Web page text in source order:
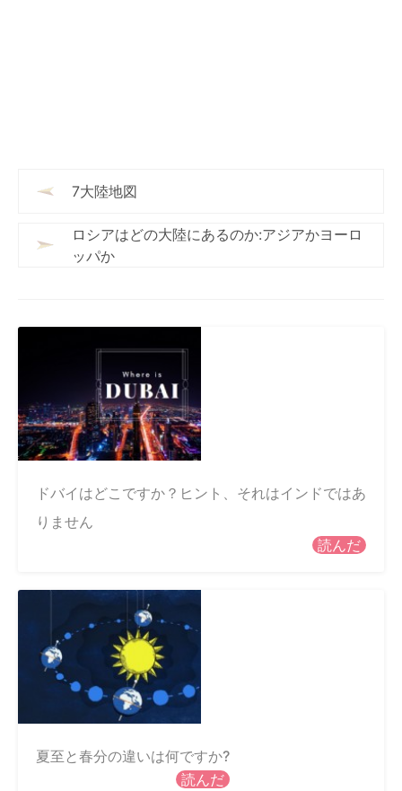
7大陸地図
ロシアはどの大陸にあるのか:アジアかヨーロ
ッパか
ドバイはどこですか？ヒント、それはインドではあ
りません
読んだ
夏至と春分の違いは何ですか?
読んだ